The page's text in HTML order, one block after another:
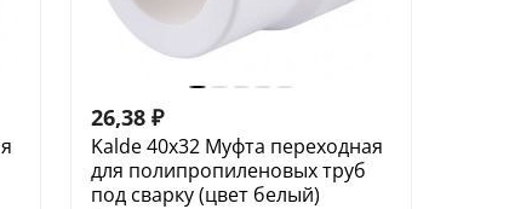
26,38 ₽
Kalde 40х32 Муфта переходная
для полипропиленовых труб
под сварку (цвет белый)